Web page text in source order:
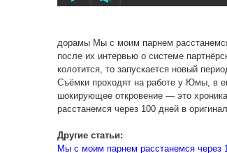
дорамы Мы с моим парнем
после их интервью о системе
колотится, то запускается новый
Съёмки проходят на работе у Юмы, в
шокирующее откровение — это
расстанемся через 100 дней в
Другие статьи:
Мы с моим парнем расстанемся через